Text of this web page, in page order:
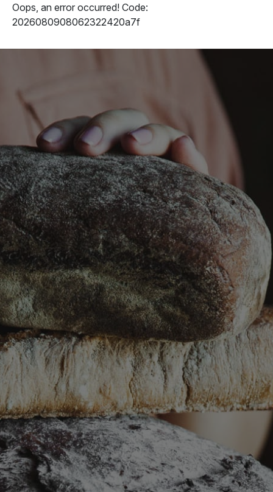
Oops, an error occurred! Code:
2026080908062322420a7f